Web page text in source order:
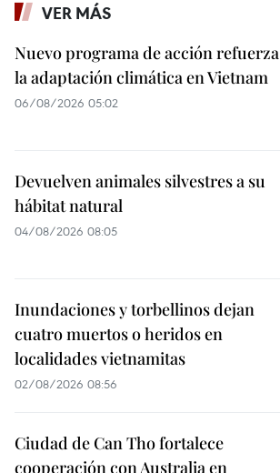
VER MÁS
Nuevo programa de acción refuerza
la adaptación climática en Vietnam
06/08/2026 05:02
Devuelven animales silvestres a su
hábitat natural
04/08/2026 08:05
Inundaciones y torbellinos dejan
cuatro muertos o heridos en
localidades vietnamitas
02/08/2026 08:56
Ciudad de Can Tho fortalece
cooperación con Australia en